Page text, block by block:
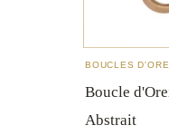
BOUCLES
Boucle
Abstrait